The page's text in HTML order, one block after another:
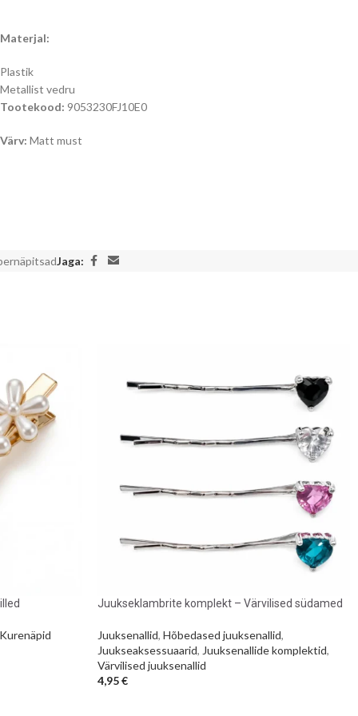
Materjal:
Plastik
Metallist vedru
Tootekood: 9053230FJ10E0
Värv: Matt must
Jaga:
Kurenäpid
Juukseklambrite komplekt – Värvilised südamed
Juuksenallid, Hõbedased juuksenallid,
Juukseaksessuaarid, Juuksenallide komplektid,
Värvilised juuksenallid
4,95€